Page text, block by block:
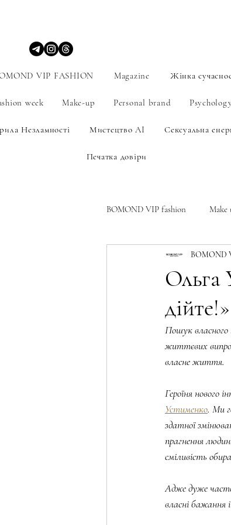
VIP FASHION Magazine Жінка
week Make-up Personal brand
Незламності Мистецтво AI Сексуальна
Печатка довіри
BOMOND VIP fashion Make
Мистецтво Personal
Трансформація жінки
Wellness & Holistic Beauty
Female motivation
Ольга
дійте!»
BOMOND
Пошук власного
життєвих
власне життя.
Героїня нового
Устименко. Ми
здатної
прагнення
сміливість
Адже дуже
власні бажання